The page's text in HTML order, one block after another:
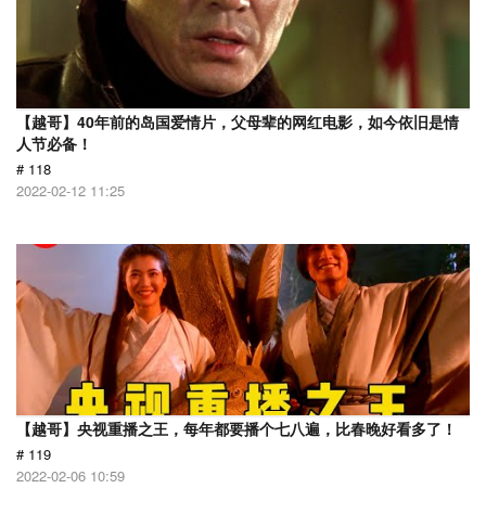
【越哥】40年前的岛国爱情片，父母辈的网红电影，如今依旧是情
人节必备！
# 118
2022-02-12 11:25
【越哥】央视重播之王，每年都要播个七八遍，比春晚好看多了！
# 119
2022-02-06 10:59